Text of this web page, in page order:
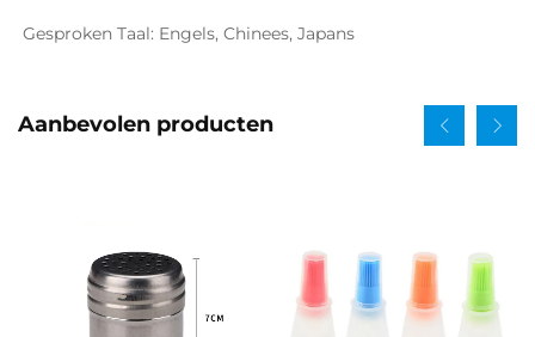
Gesproken Taal: Engels, Chinees, Japans
Aanbevolen producten